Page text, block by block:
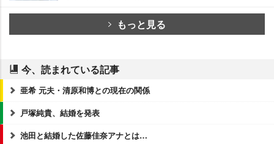
もっと見る
今、読まれている記事
亜希 元夫・清原和博との現在の関係
戸塚純貴、結婚を発表
池田と結婚した佐藤佳奈アナとは…